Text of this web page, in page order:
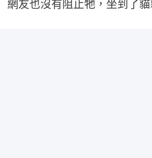
網友也沒有阻止牠，坐到了